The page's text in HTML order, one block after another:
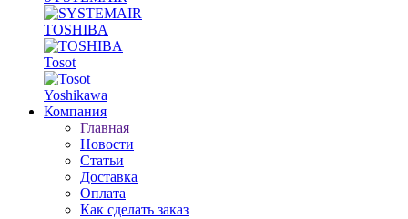
TOSHIBA
Tosot
Yoshikawa
Компания
Главная
Новости
Статьи
Доставка
Оплата
Как сделать заказ